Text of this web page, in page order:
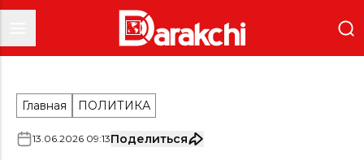
Главная ПОЛИТИКА
13.06.2026 09:13Поделиться